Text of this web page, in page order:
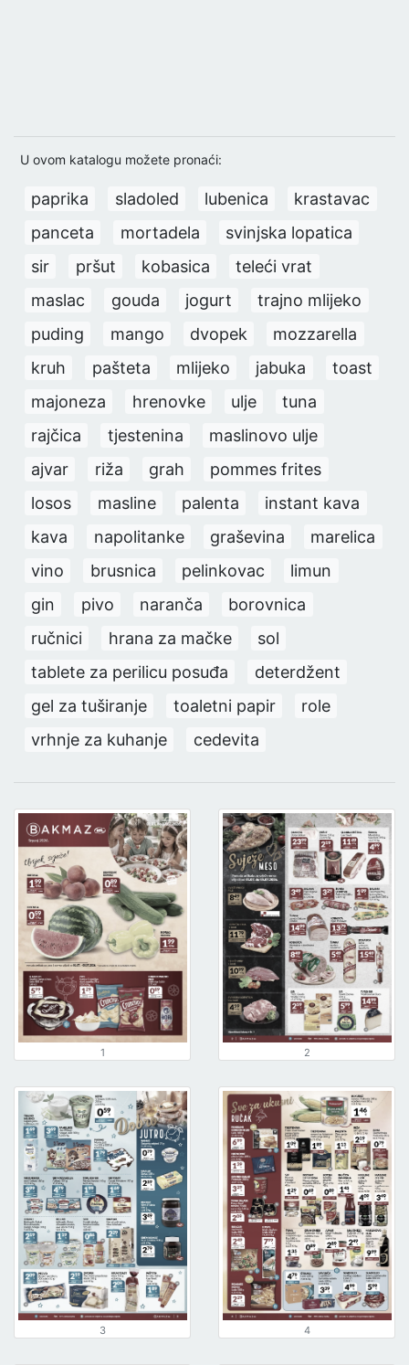
U ovom katalogu možete pronaći:
paprika sladoled lubenica
krastavac
panceta
mortadela
svinjska lopatica
sir
pršut kobasica
teleći vrat
maslac
gouda jogurt
trajno mlijeko
puding
mango dvopek
mozzarella
kruh
pašteta mlijeko jabuka
toast
majoneza
hrenovke ulje
tuna
rajčica
tjestenina
maslinovo ulje
ajvar
riža grah
pommes frites
losos
masline palenta
instant kava
kava
napolitanke graševina
marelica
vino
brusnica pelinkovac
limun
gin
pivo naranča
borovnica
ručnici
hrana za mačke
sol
tablete za perilicu posuđa
deterdžent
gel za tuširanje
toaletni papir
role
vrhnje za kuhanje
cedevita
1 2
3 4